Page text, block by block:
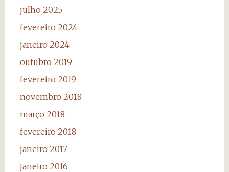
julho 2025
fevereiro 2024
janeiro 2024
outubro 2019
fevereiro 2019
novembro 2018
março 2018
fevereiro 2018
janeiro 2017
janeiro 2016